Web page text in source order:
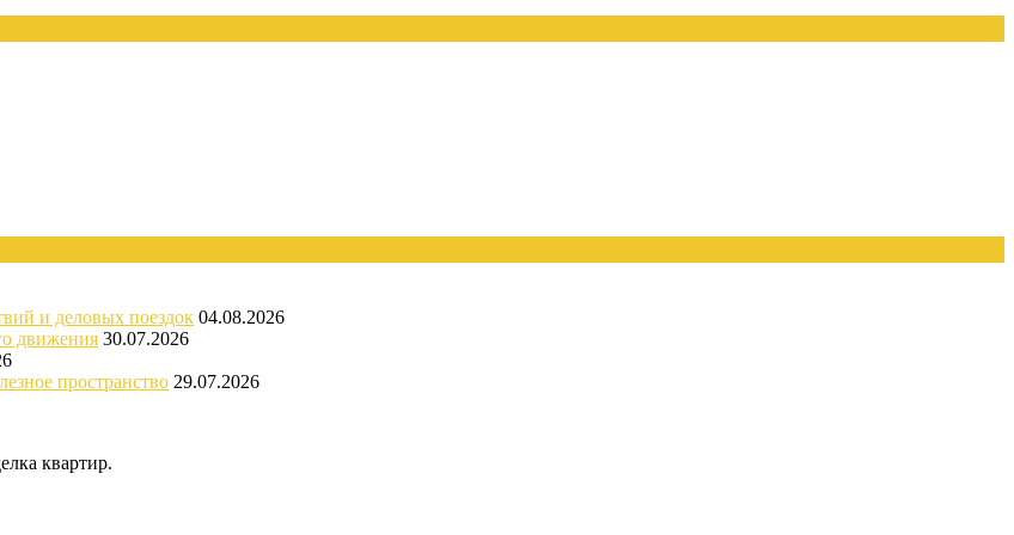
и деловых поездок 04.08.2026
движения 30.07.2026
пространство 29.07.2026
квартир.